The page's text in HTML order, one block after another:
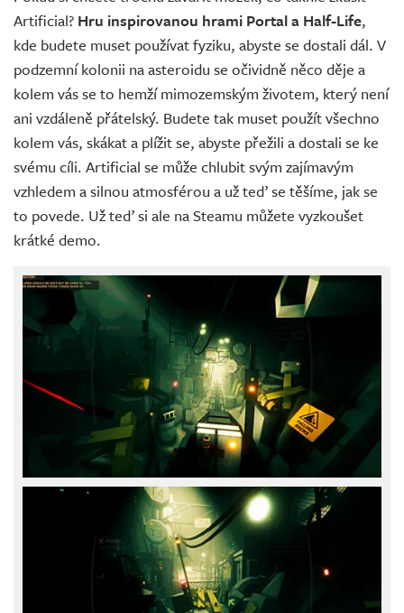
Artificial? Hru inspirovanou hrami Portal a Half-Life,
kde budete muset používat fyziku, abyste se dostali dál. V
podzemní kolonii na asteroidu se očividně něco děje a
kolem vás se to hemží mimozemským životem, který není
ani vzdáleně přátelský. Budete tak muset použít všechno
kolem vás, skákat a plížit se, abyste přežili a dostali se ke
svému cíli. Artificial se může chlubit svým zajímavým
vzhledem a silnou atmosférou a už teď se těšíme, jak se
to povede. Už teď si ale na Steamu můžete vyzkoušet
krátké demo.